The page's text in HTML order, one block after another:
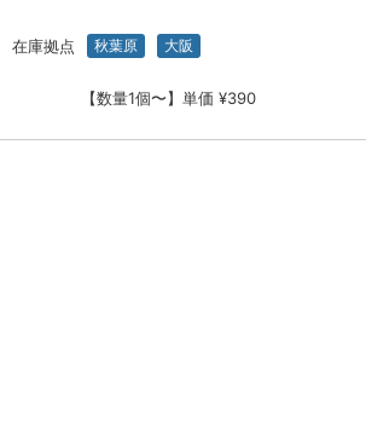
在庫拠点 秋葉原 大阪
【数量1個〜】単価 ¥390